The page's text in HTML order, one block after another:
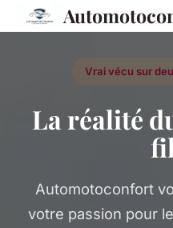
Vrai vécu sur
La réalité
Automotoconfort
votre passion pour